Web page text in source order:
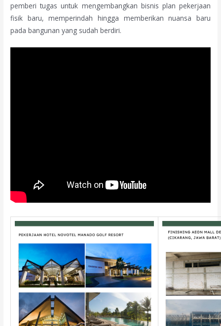
pemberi tugas untuk mengembangkan bisnis plan pekerjaan
fisik baru, memperindah hingga memberikan nuansa baru
pada bangunan yang sudah berdiri.